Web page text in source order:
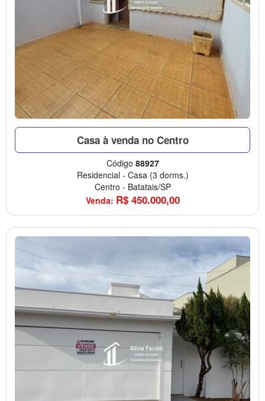
Casa à venda no Centro
Código 88927
Residencial - Casa (3 dorms.)
Centro - Batatais/SP
Venda: R$ 450.000,00